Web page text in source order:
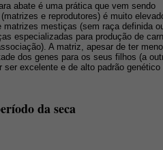
abate é uma prática que vem sendo
e reprodutores) é muito
mestiças (sem raça definida
especializadas para produção de
A matriz, apesar de ter
dos genes para os seus filhos (a
ser excelente e de alto padrão genético
da seca